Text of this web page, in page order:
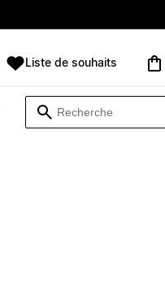
Liste de souhaits